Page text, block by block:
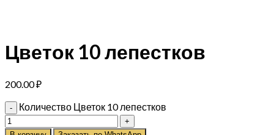
Цветок 10 лепестков
200.00₽
Количество Цветок 10 лепестков